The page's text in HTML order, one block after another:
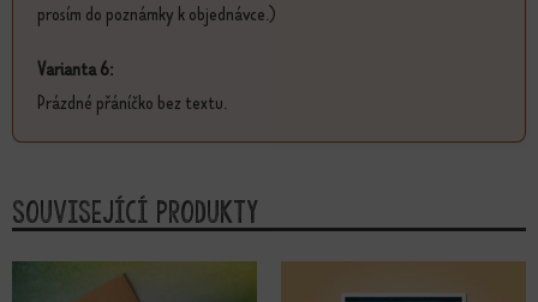
prosím do poznámky k objednávce.)
Varianta 6:
Prázdné přáníčko bez textu.
Související produkty